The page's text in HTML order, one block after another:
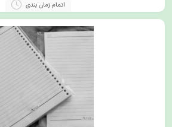
گزینه
اتمام زمان بندی